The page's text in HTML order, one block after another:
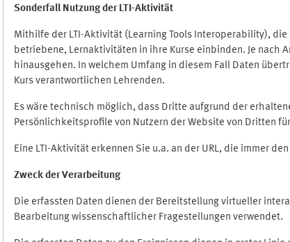
Sonderfall Nutzung der LTI-Aktivität
Mithilfe der LTI-Aktivität (Learning Tools Interoperability),
betriebene, Lernaktivitäten in ihre Kurse einbinden. Je nach
hinausgehen. In welchem Umfang in diesem Fall Daten
Kurs verantwortlichen Lehrenden.
Es wäre technisch möglich, dass Dritte aufgrund der
Persönlichkeitsprofile von Nutzern der Website von Dritten
Eine LTI-Aktivität erkennen Sie u.a. an der URL, die immer
Zweck der Verarbeitung
Die erfassten Daten dienen der Bereitstellung virtueller
Bearbeitung wissenschaftlicher Fragestellungen verwendet.